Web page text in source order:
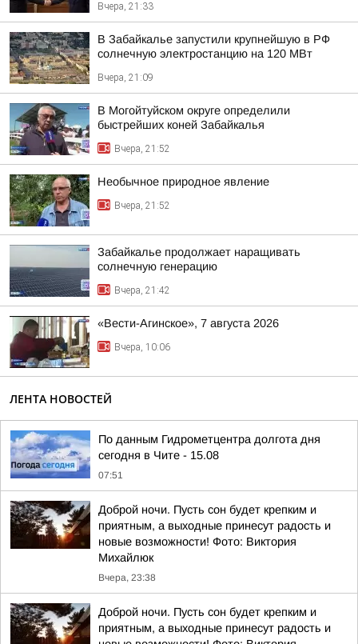
Вчера, 21:33
В Забайкалье запустили крупнейшую в РФ
солнечную электростанцию на 120 МВт
Вчера, 21:09
В Могойтуйском округе определили
быстрейших коней Забайкалья
Вчера, 21:52
Необычное природное явление
Вчера, 21:52
Забайкалье продолжает наращивать
солнечную генерацию
Вчера, 21:42
«Вести-Агинское», 7 августа 2026
Вчера, 10:06
ЛЕНТА НОВОСТЕЙ
По данным Гидрометцентра долгота дня
сегодня в Чите - 15.08
07:51
Доброй ночи. Пусть сон будет крепким и
приятным, а выходные принесут радость и
новые возможности! Фото: Виктория
Михайлюк
Вчера, 23:38
Доброй ночи. Пусть сон будет крепким и
приятным, а выходные принесут радость и